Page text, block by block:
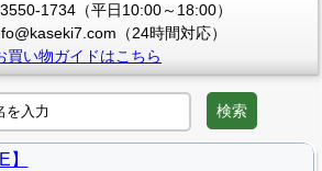
1734（平日10:00～18:00）
（24時間対応）
買い物ガイドはこちら
検索